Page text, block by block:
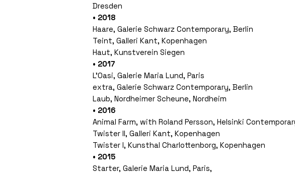
Dresden
• 2018
Haare, Galerie Schwarz Contemporary, Berlin
Teint, Galleri Kant, Kopenhagen
Haut, Kunstverein Siegen
• 2017
L'Oasi, Galerie Maria Lund, Paris
extra, Galerie Schwarz Contemporary, Berlin
Laub, Nordheimer Scheune, Nordheim
• 2016
Animal Farm, with Roland Persson, Helsinki
Twister II, Galleri Kant, Kopenhagen
Twister I, Kunsthal Charlottenborg, Kopenhagen
• 2015
Starter, Galerie Maria Lund, Paris,